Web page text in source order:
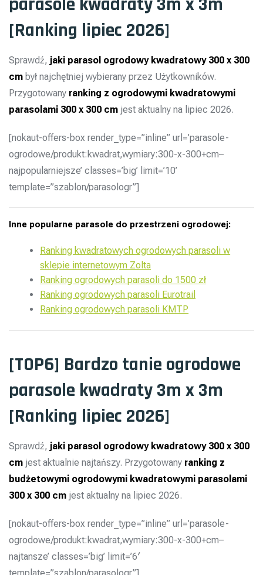
[Ranking lipiec 2026]
Sprawdź, jaki parasol ogrodowy kwadratowy 300 x 300
cm był najchętniej wybierany przez Użytkowników.
Przygotowany ranking z ogrodowymi kwadratowymi
parasolami 300 x 300 cm jest aktualny na lipiec 2026.
[nokaut-offers-box render_type=”inline” url=’parasole-
ogrodowe/produkt:kwadrat,wymiary:300-x-300+cm–
najpopularniejsze’ classes=’big’ limit=’10’
template=”szablon/parasologr”]
Inne popularne parasole do przestrzeni ogrodowej:
Ranking kwadratowych ogrodowych parasoli w
sklepie internetowym Zolta
Ranking ogrodowych parasoli do 1500 zł
Ranking ogrodowych parasoli Eurotrail
Ranking ogrodowych parasoli KMTP
[TOP6] Bardzo tanie ogrodowe
parasole kwadraty 3m x 3m
[Ranking lipiec 2026]
Sprawdź, jaki parasol ogrodowy kwadratowy 300 x 300
cm jest aktualnie najtańszy. Przygotowany ranking z
budżetowymi ogrodowymi kwadratowymi parasolami
300 x 300 cm jest aktualny na lipiec 2026.
[nokaut-offers-box render_type=”inline” url=’parasole-
ogrodowe/produkt:kwadrat,wymiary:300-x-300+cm–
najtansze’ classes=’big’ limit=’6′
template=”szablon/parasologr”]